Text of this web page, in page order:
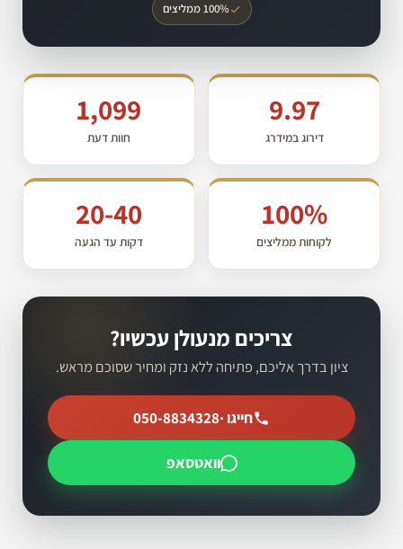
100% ממליצים
9.97
דירוג במידרג
1,099
חוות דעת
100%
לקוחות ממליצים
20-40
דקות עד הגעה
צריכים מנעולן עכשיו?
ציון בדרך אליכם, פתיחה ללא נזק ומחיר שסוכם מראש.
חייגו ·050-8834328
וואטסאפ